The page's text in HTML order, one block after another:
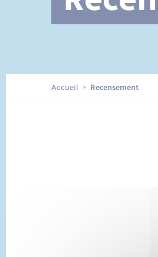
Documents
Accueil Recensement